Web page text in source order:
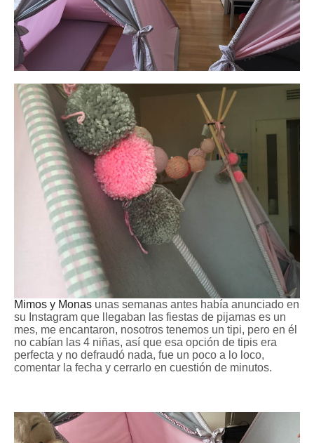
Mimos y Monas unas semanas antes había anunciado en
su Instagram que llegaban las fiestas de pijamas es un
mes, me encantaron, nosotros tenemos un tipi, pero en él
no cabían las 4 niñas, así que esa opción de tipis era
perfecta y no defraudó nada, fue un poco a lo loco,
comentar la fecha y cerrarlo en cuestión de minutos.